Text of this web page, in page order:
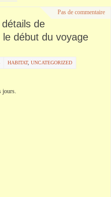
Pas de commentaire
de
le début du voyage
HABITAT, UNCATEGORIZED
jours.